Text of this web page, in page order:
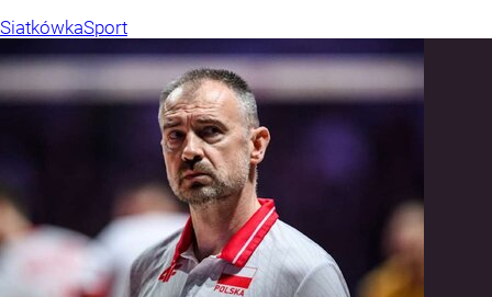
SiatkówkaSport